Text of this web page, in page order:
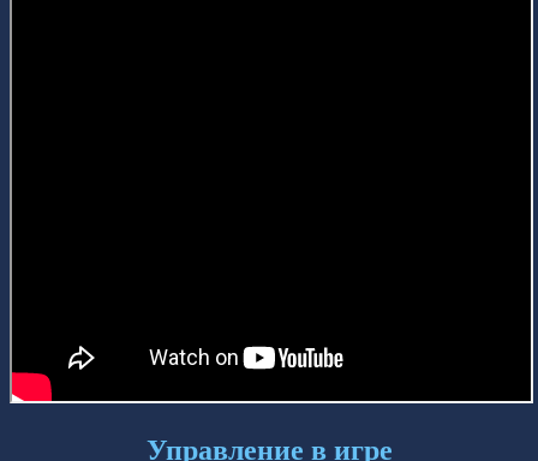
Управление в игре